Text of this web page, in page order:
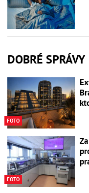
DOBRÉ SPRÁVY
FOTO
FOTO